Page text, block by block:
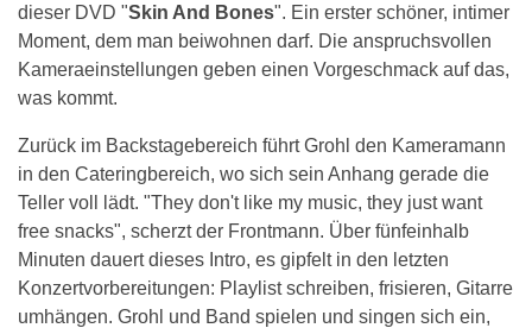
dieser DVD "Skin And Bones". Ein erster schöner, intimer
Moment, dem man beiwohnen darf. Die anspruchsvollen
Kameraeinstellungen geben einen Vorgeschmack auf das,
was kommt.
Zurück im Backstagebereich führt Grohl den Kameramann
in den Cateringbereich, wo sich sein Anhang gerade die
Teller voll lädt. "They don't like my music, they just want
free snacks", scherzt der Frontmann. Über fünfeinhalb
Minuten dauert dieses Intro, es gipfelt in den letzten
Konzertvorbereitungen: Playlist schreiben, frisieren, Gitarre
umhängen. Grohl und Band spielen und singen sich ein,